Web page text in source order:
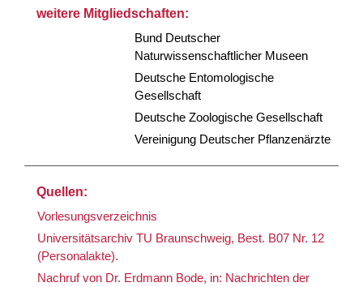
weitere Mitgliedschaften:
Bund Deutscher
Naturwissenschaftlicher Museen
Deutsche Entomologische
Gesellschaft
Deutsche Zoologische Gesellschaft
Vereinigung Deutscher Pflanzenärzte
Quellen:
Vorlesungsverzeichnis
Universitätsarchiv TU Braunschweig, Best. B07 Nr. 12
(Personalakte).
Nachruf von Dr. Erdmann Bode, in: Nachrichten der